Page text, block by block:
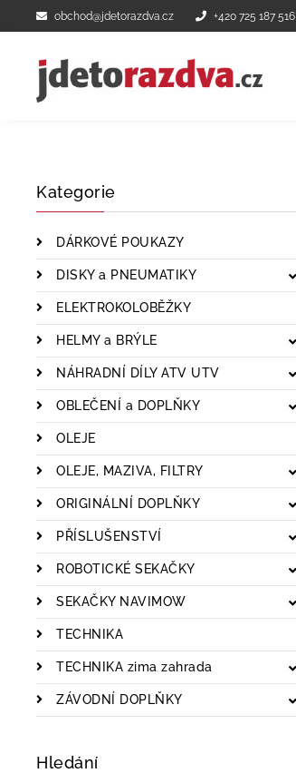
obchod@jdetorazdva.cz +420 725 187 516
Kategorie
DÁRKOVÉ POUKAZY
DISKY a PNEUMATIKY
ELEKTROKOLOBĚŽKY
HELMY a BRÝLE
NÁHRADNÍ DÍLY ATV UTV
OBLEČENÍ a DOPLŇKY
OLEJE
OLEJE, MAZIVA, FILTRY
ORIGINÁLNÍ DOPLŇKY
PŘÍSLUŠENSTVÍ
ROBOTICKÉ SEKAČKY
SEKAČKY NAVIMOW
TECHNIKA
TECHNIKA zima zahrada
ZÁVODNÍ DOPLŇKY
Hledání